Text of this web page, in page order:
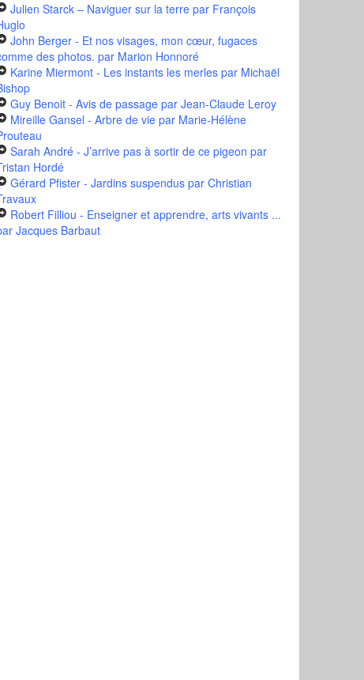
Julien Starck – Naviguer sur la terrepar François
John Berger - Et nos visages, mon cœur, fugaces
des photos. par Marion Honnoré
Karine Miermont - Les instants les merlespar Michaël
Guy Benoit - Avis de passagepar Jean-Claude Leroy
Mireille Gansel - Arbre de viepar Marie-Hélène
Sarah André - J’arrive pas à sortir de ce pigeon par
Hordé
Gérard Pfister - Jardins suspenduspar Christian
Robert Filliou - Enseigner et apprendre, arts vivants ...
Jacques Barbaut